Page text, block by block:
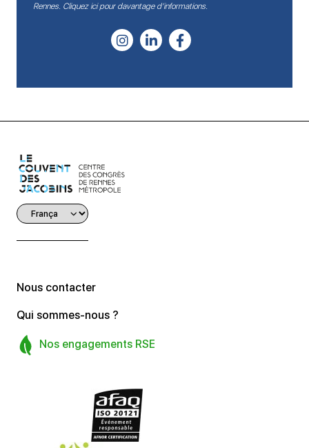
Rennes. Cliquez ici pour davantage d’informations.
Nous contacter
Qui sommes-nous ?
Nos engagements RSE